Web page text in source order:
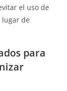
el uso de
lugar de
para